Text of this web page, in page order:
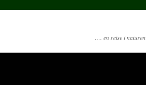
…. en reise i naturen